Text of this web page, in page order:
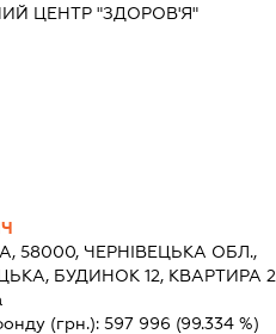
ЦЕНТР "ЗДОРОВ'Я"
58000, ЧЕРНІВЕЦЬКА ОБЛ.,
БУДИНОК 12, КВАРТИРА 2
(грн.):597 996 (99.334 %)